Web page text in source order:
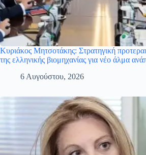
Κυριάκος Μητσοτάκης: Στρατηγική
της ελληνικής βιομηχανίας για νέο άλμα
6 Αυγούστου, 2026